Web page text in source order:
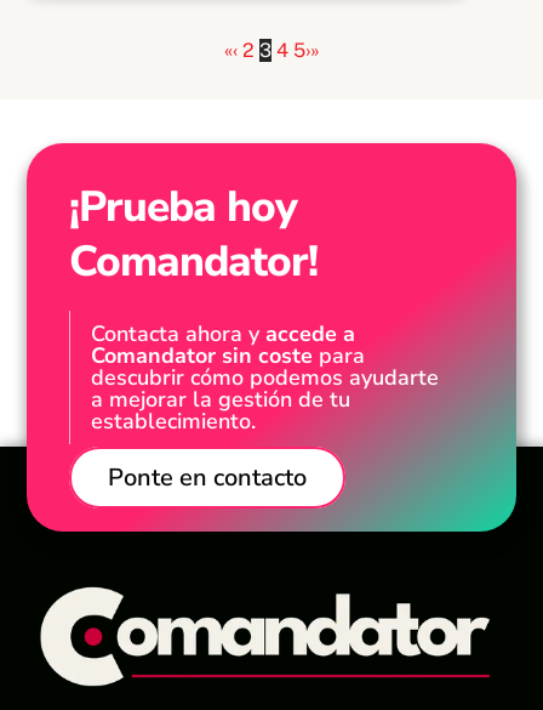
«‹ 2 3 4 5›»
¡Prueba hoy
Comandator!
Contacta ahora yaccede a
Comandator sin coste para
descubrir cómo podemos ayudarte
a mejorar la gestión de tu
establecimiento.
Ponte en contacto